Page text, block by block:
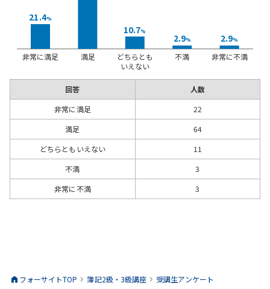
非常に満足 満足
どちらとも
いえない
不満 非常に不満
21.4%
10.7%
2.9% 2.9%
回答
人数
非常に満足
22
満足
64
どちらともいえない
11
不満
3
非常に不満
3
フォーサイトTOP 簿記2級・3級講座 受講生アンケート